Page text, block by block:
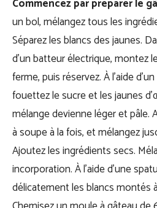
Commencez par préparer le
un bol, mélangez tous les
Séparez les blancs des jaunes.
d’un batteur électrique, montez
ferme, puis réservez. À l’aide
fouettez le sucre et les jaunes
mélange devienne léger et pâle.
à soupe à la fois, et mélangez
Ajoutez les ingrédients secs.
incorporation. À l’aide d’une
délicatement les blancs montés